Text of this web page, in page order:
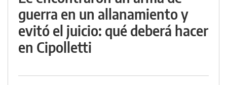
guerra en un allanamiento y
evitó el juicio: qué deberá hacer
en Cipolletti